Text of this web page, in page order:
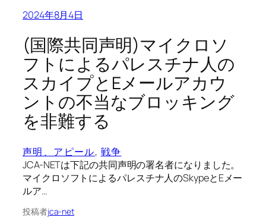
2024年8月4日
(国際共同声明)マイクロソ
フトによるパレスチナ人の
スカイプとEメールアカウ
ントの不当なブロッキング
を非難する
声明、アピール, 戦争
JCA-NETは下記の共同声明の署名者になりました。
マイクロソフトによるパレスチナ人のSkypeとEメー
ルア…
投稿者jca-net